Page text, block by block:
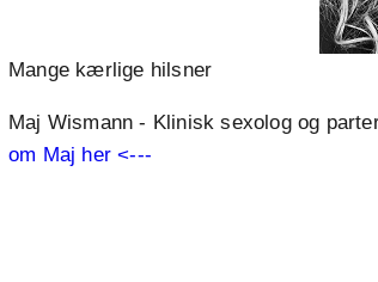
Mange kærlige hilsner
Maj Wismann - Klinisk sexolog og
om Maj her <---